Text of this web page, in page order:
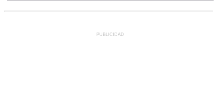
PUBLICIDAD